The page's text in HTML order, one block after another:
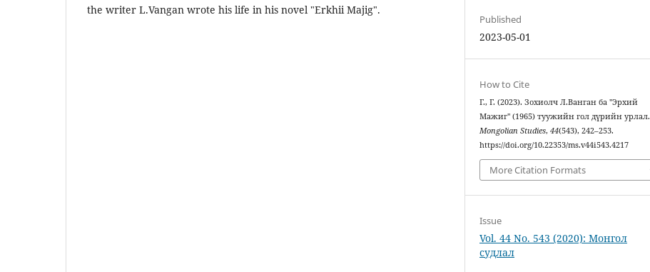
the writer L.Vangan wrote his life in his novel "Erkhii Majig".
Published
2023-05-01
How to Cite
Г., Г. (2023). Зохиолч Л.Ванган ба "Эрхий
Мажиг" (1965) туужийн гол дүрийн урлал.
Mongolian Studies,44(543), 242–253.
https://doi.org/10.22353/ms.v44i543.4217
More Citation Formats
Issue
Vol. 44 No. 543 (2020): Монгол
судлал